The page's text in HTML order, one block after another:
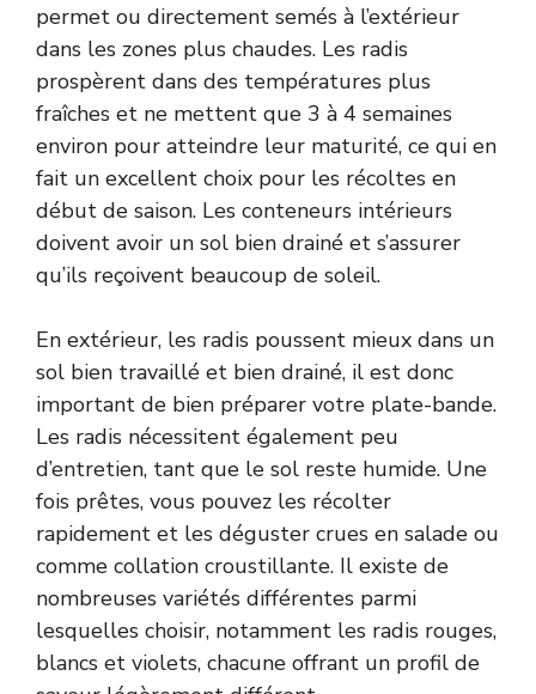
permet ou directement semés à l’extérieur
dans les zones plus chaudes. Les radis
prospèrent dans des températures plus
fraîches et ne mettent que 3 à 4 semaines
environ pour atteindre leur maturité, ce qui en
fait un excellent choix pour les récoltes en
début de saison. Les conteneurs intérieurs
doivent avoir un sol bien drainé et s’assurer
qu’ils reçoivent beaucoup de soleil.
En extérieur, les radis poussent mieux dans un
sol bien travaillé et bien drainé, il est donc
important de bien préparer votre plate-bande.
Les radis nécessitent également peu
d’entretien, tant que le sol reste humide. Une
fois prêtes, vous pouvez les récolter
rapidement et les déguster crues en salade ou
comme collation croustillante. Il existe de
nombreuses variétés différentes parmi
lesquelles choisir, notamment les radis rouges,
blancs et violets, chacune offrant un profil de